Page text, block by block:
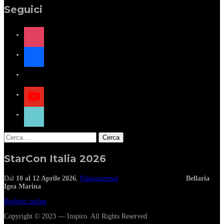
Seguici
instagram
facebook
x
youtube
tiktok
Ricerca
per:
StarCon Italia 2026
Dal 10 al 12 Aprile 2026, Palacongressi
Bellaria
Igea Marina
Biglietti online
Copyright © 2023 — Inspiro. All Rights Reserved